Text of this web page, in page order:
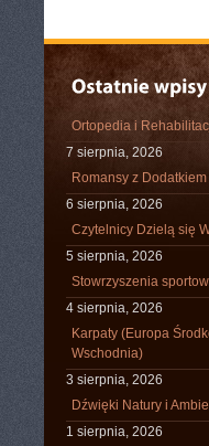
Ortopedia i
7 sierpnia, 2026
Romansy z Dodatkiem
6 sierpnia, 2026
Czytelnicy Dzielą się
5 sierpnia, 2026
Stowrzyszenia
4 sierpnia, 2026
Karpaty (Europa
Wschodnia)
3 sierpnia, 2026
Dźwięki Natury i
1 sierpnia, 2026